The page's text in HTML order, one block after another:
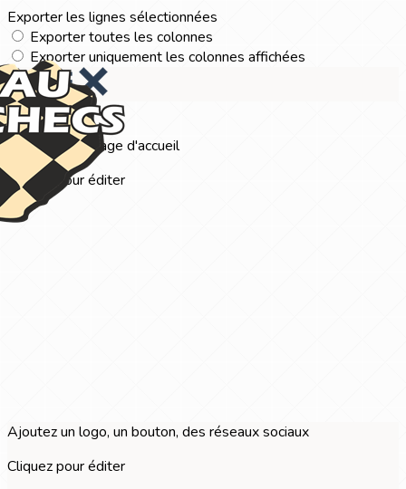
Exporter les lignes sélectionnées
Exporter toutes les colonnes
Exporter uniquement les colonnes affichées
Menu
?>
Images de la page d'accueil
Cliquez pour éditer
Ajoutez un logo, un bouton, des réseaux sociaux
Cliquez pour éditer